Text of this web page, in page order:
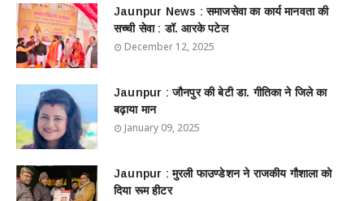
Jaunpur News : ​समाजसेवा का कार्य मानवता की
सच्ची सेवा : डॉ. आरके पटेल
December 12, 2025
Jaunpur : ​जौनपुर की बेटी डा. गीतिका ने जिले का
बढ़ाया मान
January 09, 2025
Jaunpur : ​मुरली फाउण्डेशन ने राजकीय गौशाला को
दिया रूम हीटर